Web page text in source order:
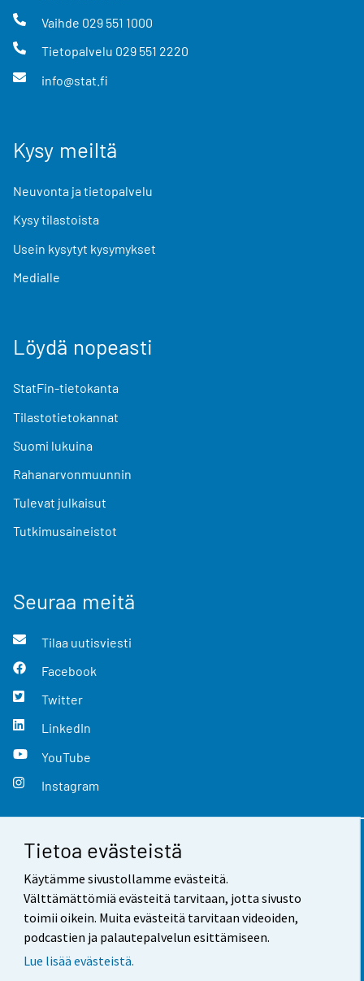
Tietoa evästeistä
Käytämme sivustollamme evästeitä.
Välttämättömiä evästeitä tarvitaan, jotta sivusto
toimii oikein. Muita evästeitä tarvitaan videoiden,
podcastien ja palautepalvelun esittämiseen.
Lue lisää evästeistä.
Vaihde 029 551 1000
Tietopalvelu 029 551 2220
info@stat.fi
Kysy meiltä
Neuvonta ja tietopalvelu
Kysy tilastoista
Usein kysytyt kysymykset
Medialle
Löydä nopeasti
StatFin-tietokanta
Tilastotietokannat
Suomi lukuina
Rahanarvonmuunnin
Tulevat julkaisut
Tutkimusaineistot
Seuraa meitä
Tilaa uutisviesti
Facebook
Twitter
LinkedIn
YouTube
Instagram
Yhteystiedot
Palaute
Käyttöehdot